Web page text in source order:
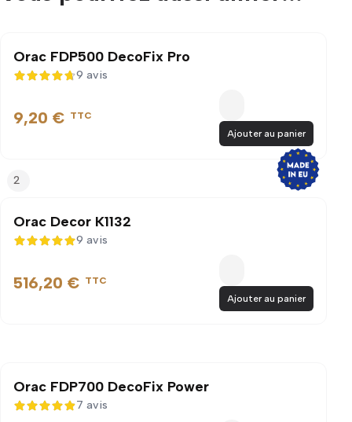
Orac FDP500 DecoFix Pro
4,7 sur 5
9 avis
9,20 € TTC
Ajouter au panier
2
Orac Decor K1132
5 sur 5
9 avis
516,20 € TTC
Ajouter au panier
Orac FDP700 DecoFix Power
4,9 sur 5
7 avis